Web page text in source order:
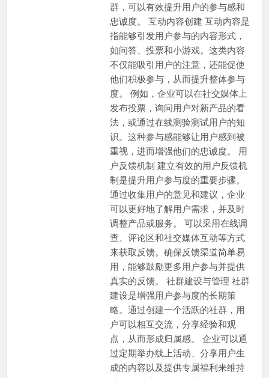
群，可以有效提升用户的参与感和
忠诚度。 互动内容创建 互动内容是
指能够引发用户参与的内容形式，
如问答、投票和小游戏。这类内容
不仅能吸引用户的注意，还能促使
他们积极参与，从而提升整体参与
度。 例如，企业可以在社交媒体上
发布投票，询问用户对新产品的看
法，或通过在线测验测试用户的知
识。这种参与感能够让用户感到被
重视，进而增强他们的忠诚度。 用
户反馈机制 建立有效的用户反馈机
制是提升用户参与度的重要步骤。
通过收集用户的意见和建议，企业
可以更好地了解用户需求，并及时
调整产品或服务。 可以采用在线调
查、评论区和社交媒体互动等方式
来获取反馈。确保反馈渠道简单易
用，能够鼓励更多用户参与并提供
真实的反馈。 社群建设与管理 社群
建设是增强用户参与度的长期策
略。通过创建一个活跃的社群，用
户可以相互交流，分享经验和观
点，从而形成归属感。 企业可以通
过定期举办线上活动、分享用户生
成的内容以及提供专属福利来维持